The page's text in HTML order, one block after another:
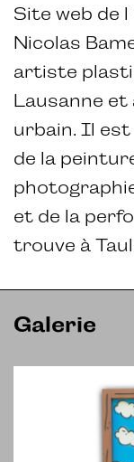
Site web de
Nicolas
artiste
Lausanne et
urbain. Il est
de la
et de la
trouve à
Galerie